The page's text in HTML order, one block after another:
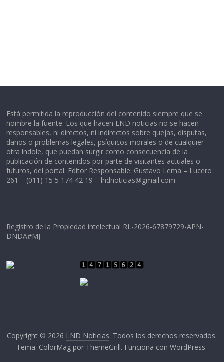
Está permitida la reproducción del contenido siempre que se
nombre la fuente. Los que hacen LND noticias no se hacen
responsables, ni directos, ni indirectos sobre quejas, disputas,
daños o problemas legales, psíquicos morales o de cualquier
otra índole, que puedan surgir como consecuencia de la
publicación de contenidos por parte de visitantes actuales o
futuros, del portal. Editor Responsable: Gustavo Lema – Lucero
261 – (011) 15 5 174 42 19 – lndnoticias@gmail.com –
Registro de la Propiedad intelectual RL-2026-67879729-APN-
DNDA#MJ
Copyright © 2026 LND Noticias. Todos los derechos reservados.
Tema: ColorMag por ThemeGrill. Funciona conWordPress.